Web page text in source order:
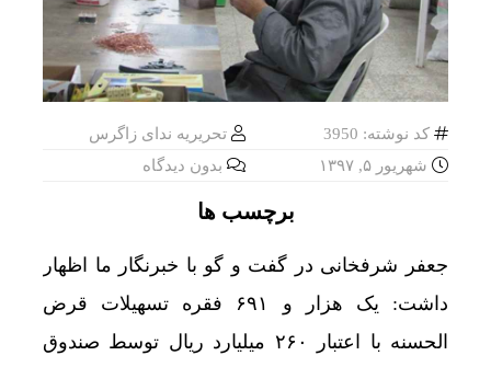
کد نوشته: 3950
تحریریه ندای زاگرس
شهریور ۵, ۱۳۹۷
بدون دیدگاه
برچسب ها
جعفر شرفخانی در گفت و گو با خبرنگار ما اظهار
داشت: یک هزار و ۶۹۱ فقره تسهیلات قرض
الحسنه با اعتبار ۲۶۰ میلیارد ریال توسط صندوق